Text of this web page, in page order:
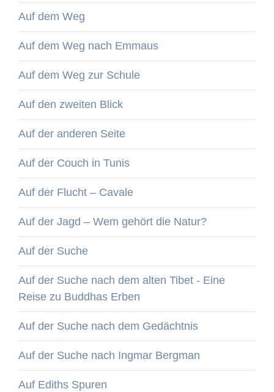
Auf dem Weg
Auf dem Weg nach Emmaus
Auf dem Weg zur Schule
Auf den zweiten Blick
Auf der anderen Seite
Auf der Couch in Tunis
Auf der Flucht – Cavale
Auf der Jagd – Wem gehört die Natur?
Auf der Suche
Auf der Suche nach dem alten Tibet - Eine
Reise zu Buddhas Erben
Auf der Suche nach dem Gedächtnis
Auf der Suche nach Ingmar Bergman
Auf Ediths Spuren